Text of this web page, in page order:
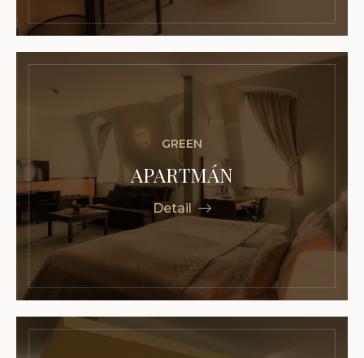
GREEN
APARTMÁN
Detail